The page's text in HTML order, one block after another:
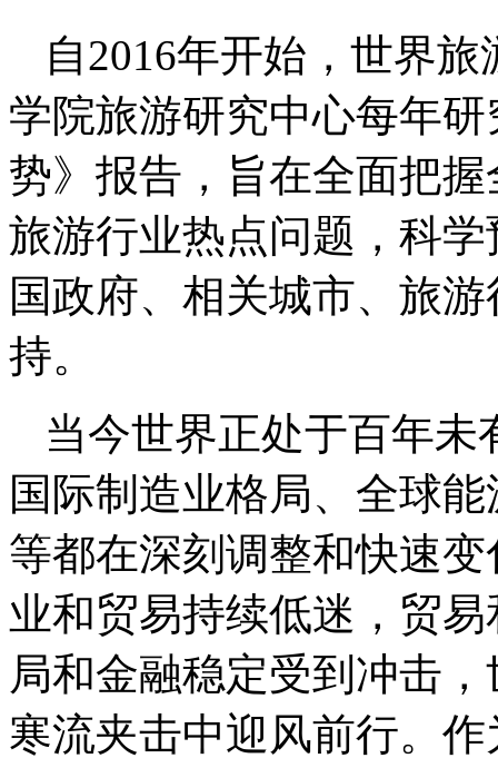
自2016年开始，世界
学院旅游研究中心每年
势》报告，旨在全面把
旅游行业热点问题，科
国政府、相关城市、旅
持。
当今世界正处于百年
国际制造业格局、全球
等都在深刻调整和快速
业和贸易持续低迷，贸
局和金融稳定受到冲击
寒流夹击中迎风前行。